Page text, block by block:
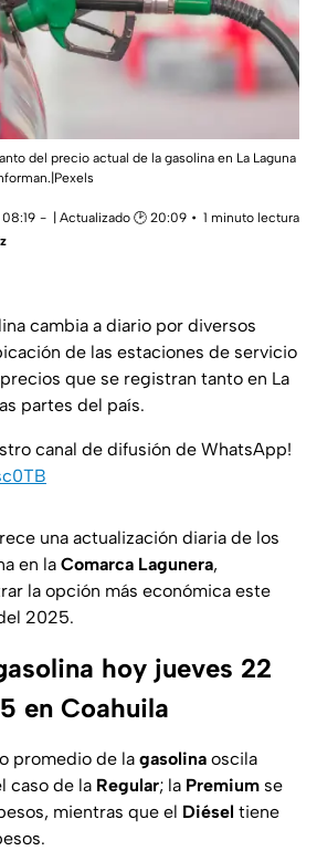
del precio actual de la gasolina en La Laguna
| Actualizado 🕑 20:09
1 minuto lectura
cambia a diario por diversos
de las estaciones de servicio
que se registran tanto en La
partes del país.
canal de difusión de WhatsApp!
una actualización diaria de los
en la Comarca Lagunera,
la opción más económica este
2025.
hoy jueves 22
en Coahuila
promedio de la gasolina oscila
caso de la Regular; la Premium se
mientras que el Diésel tiene